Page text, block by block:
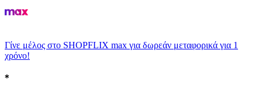
Γίνε μέλος στο SHOPFLIX max για δωρεάν μεταφορικά για 1
χρόνο!